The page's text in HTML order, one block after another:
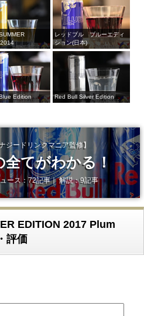
レッドブル ブルーエディ
ション(日本)
Edition Red Bull Silver Edition
ジードリンクマニア監修】
てがわかる！
ース：72記事｜ 解説：9記事
EDITION 2017 Plum
評価